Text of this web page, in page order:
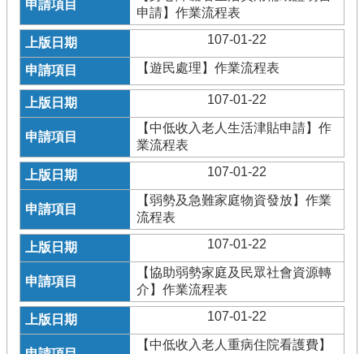
申請】作業流程表
107-01-22
【遊民處理】作業流程表
107-01-22
【中低收入老人生活津貼申請】作
業流程表
107-01-22
【弱勢及急難家庭物資發放】作業
流程表
107-01-22
【協助弱勢家庭及民眾社會資源轉
介】作業流程表
107-01-22
【中低收入老人重病住院看護費】